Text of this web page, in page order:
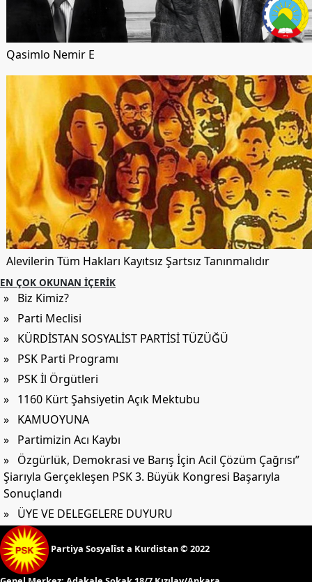
Qasimlo Nemir E
Alevilerin Tüm Hakları Kayıtsız Şartsız Tanınmalıdır
EN ÇOK OKUNAN İÇERIK
» Biz Kimiz?
» Parti Meclisi
» KÜRDİSTAN SOSYALİST PARTİSİ TÜZÜĞÜ
» PSK Parti Programı
» PSK İl Örgütleri
» 1160 Kürt Şahsiyetin Açık Mektubu
» KAMUOYUNA
» Partimizin Acı Kaybı
» Özgürlük, Demokrasi ve Barış İçin Acil Çözüm Çağrısı”
Şiarıyla Gerçekleşen PSK 3. Büyük Kongresi Başarıyla
Sonuçlandı
» ÜYE VE DELEGELERE DUYURU
Partiya Sosyalîst a Kurdistan © 2022